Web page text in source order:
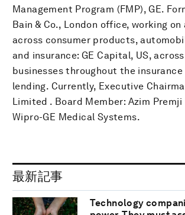
Management Program (FMP), GE.
Bain & Co., London office, working
across consumer products,
and insurance: GE Capital, US,
businesses throughout the
lending. Currently, Executive
Limited . Board Member: Azim
Wipro-GE Medical Systems.
最新記事
Technology